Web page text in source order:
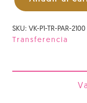
Pago
TR
SKU: VK-P1-TR-PAR-2100
Transferencia